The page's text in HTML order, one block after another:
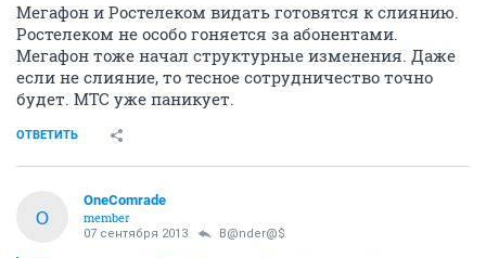
Мегафон и Ростелеком видать готовятся к слиянию.
Ростелеком не особо гоняется за абонентами.
Мегафон тоже начал структурные изменения. Даже
если не слияние, то тесное сотрудничество точно
будет. МТС уже паникует.
ОТВЕТИТЬ
O
OneComrade
member
07 сентября 2013 B@nder@$